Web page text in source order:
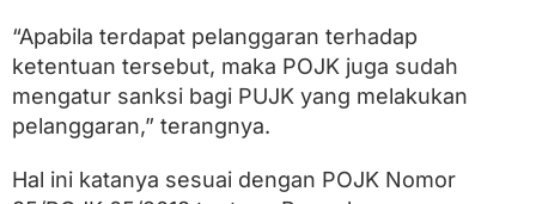
“Apabila terdapat pelanggaran terhadap
ketentuan tersebut, maka POJK juga sudah
mengatur sanksi bagi PUJK yang melakukan
pelanggaran,” terangnya.
Hal ini katanya sesuai dengan POJK Nomor